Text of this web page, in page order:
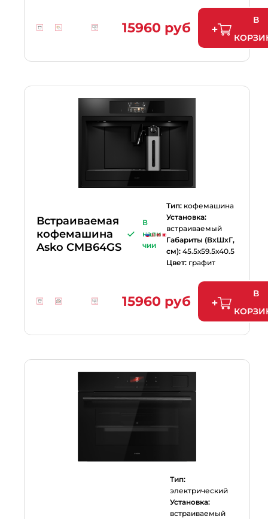
15960 руб
В
Встраиваемая
кофемашина
Asko CMB64GS
В
нали
чии
Тип: кофемашина
Установка:
встраиваемый
Габариты (ВхШхГ,
см): 45.5х59.5х40.5
Цвет: графит
15960 руб
В
Тип:
электрический
Установка:
встраиваемый